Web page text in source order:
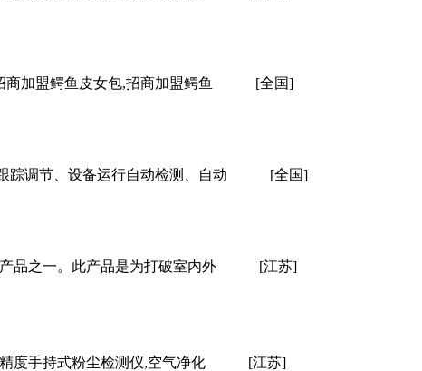
加盟鳄鱼皮女包,招商加盟鳄鱼
[全国]
踪调节、设备运行自动检测、自动
[全国]
品之一。此产品是为打破室内外
[江苏]
度手持式粉尘检测仪,空气净化
[江苏]